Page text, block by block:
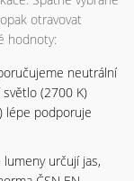
otravovat
hodnoty:
neutrální
světlo (2700 K)
lépe podporuje
určují jas,